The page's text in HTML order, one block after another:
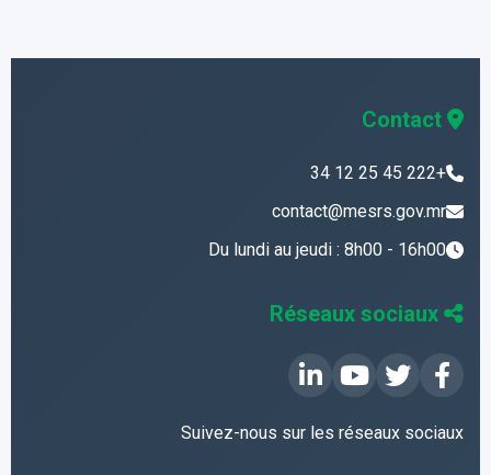
Contact
+222 45 25 12 34
contact@mesrs.gov.mr
Du lundi au jeudi : 8h00 - 16h00
Réseaux sociaux
Suivez-nous sur les réseaux sociaux